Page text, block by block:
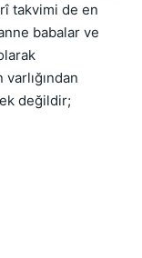
takvimi de en
babalar ve
değildir;